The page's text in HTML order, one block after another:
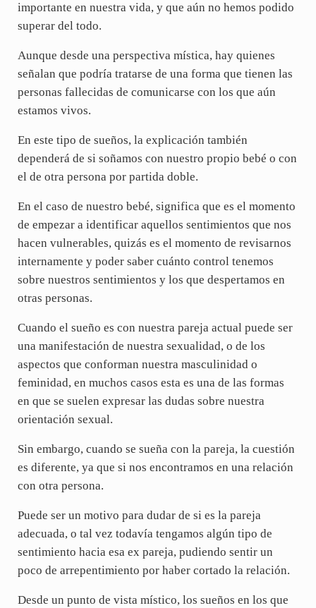
importante en nuestra vida, y que aún no hemos podido
superar del todo.
Aunque desde una perspectiva mística, hay quienes
señalan que podría tratarse de una forma que tienen las
personas fallecidas de comunicarse con los que aún
estamos vivos.
En este tipo de sueños, la explicación también
dependerá de si soñamos con nuestro propio bebé o con
el de otra persona por partida doble.
En el caso de nuestro bebé, significa que es el momento
de empezar a identificar aquellos sentimientos que nos
hacen vulnerables, quizás es el momento de revisarnos
internamente y poder saber cuánto control tenemos
sobre nuestros sentimientos y los que despertamos en
otras personas.
Cuando el sueño es con nuestra pareja actual puede ser
una manifestación de nuestra sexualidad, o de los
aspectos que conforman nuestra masculinidad o
feminidad, en muchos casos esta es una de las formas
en que se suelen expresar las dudas sobre nuestra
orientación sexual.
Sin embargo, cuando se sueña con la pareja, la cuestión
es diferente, ya que si nos encontramos en una relación
con otra persona.
Puede ser un motivo para dudar de si es la pareja
adecuada, o tal vez todavía tengamos algún tipo de
sentimiento hacia esa ex pareja, pudiendo sentir un
poco de arrepentimiento por haber cortado la relación.
Desde un punto de vista místico, los sueños en los que